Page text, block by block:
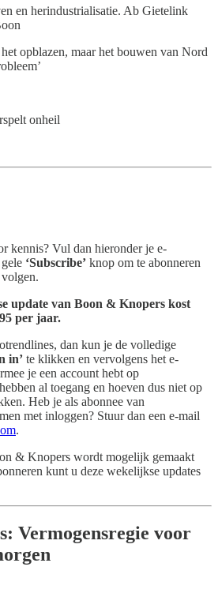
en herindustrialisatie. Ab Gietelink
opblazen, maar het bouwen van Nord
onheil
kennis? Vul dan hieronder je e-
‘Subscribe’ knop om te abonneren
update van Boon & Knopers kost
per jaar.
dan kun je de volledige
in’ te klikken en vervolgens het e-
je een account hebt op
al toegang en hoeven dus niet op
Heb je als abonnee van
met inloggen? Stuur dan een e-mail
.
& Knopers wordt mogelijk gemaakt
kunt u deze wekelijkse updates
Vermogensregie voor